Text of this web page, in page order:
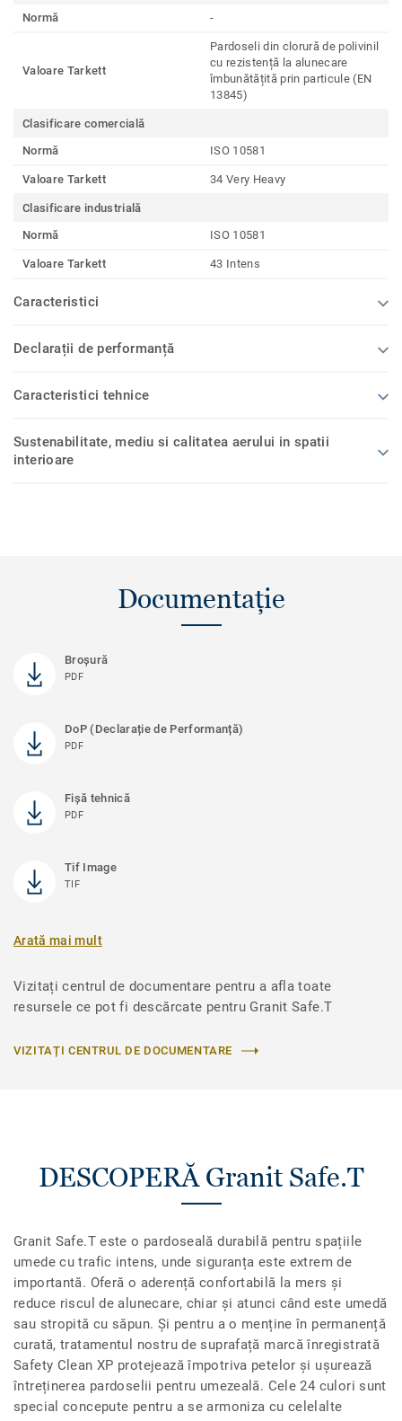
Normă
-
Valoare Tarkett
Pardoseli din clorură de polivinil
cu rezistență la alunecare
îmbunătățită prin particule (EN
13845)
Clasificare comercială
Normă
ISO 10581
Valoare Tarkett 34 Very Heavy
Clasificare industrială
Normă
ISO 10581
Valoare Tarkett 43 Intens
Caracteristici
Declarații de performanță
Caracteristici tehnice
Sustenabilitate, mediu si calitatea aerului in spatii
interioare
Documentație
Broșură
PDF
DoP (Declarație de Performanță)
PDF
Fișă tehnică
PDF
Tif Image
TIF
Arată mai mult
Vizitați centrul de documentare pentru a afla toate
resursele ce pot fi descărcate pentru Granit Safe.T
VIZITAȚI CENTRUL DE DOCUMENTARE
DESCOPERĂ Granit Safe.T
Granit Safe.T este o pardoseală durabilă pentru spațiile
umede cu trafic intens, unde siguranța este extrem de
importantă. Oferă o aderență confortabilă la mers și
reduce riscul de alunecare, chiar și atunci când este umedă
sau stropită cu săpun. Și pentru a o menține în permanență
curată, tratamentul nostru de suprafață marcă înregistrată
Safety Clean XP protejează împotriva petelor și ușurează
întreținerea pardoselii pentru umezeală. Cele 24 culori sunt
special concepute pentru a se armoniza cu celelalte